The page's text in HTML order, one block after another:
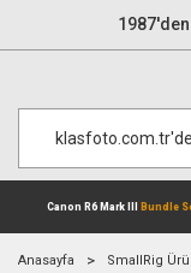
Anasayfa SmallRig